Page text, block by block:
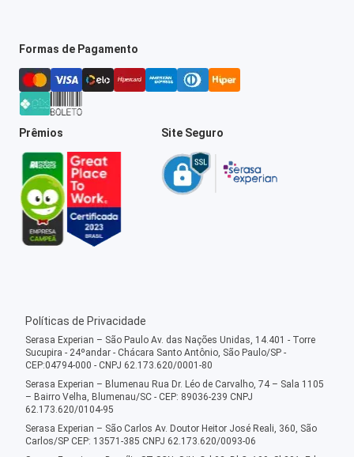
Formas de Pagamento
Prêmios Site Seguro
Políticas de Privacidade
Serasa Experian – São Paulo Av. das Nações Unidas, 14.401 - Torre
Sucupira - 24ºandar - Chácara Santo Antônio, São Paulo/SP -
CEP:04794-000 - CNPJ 62.173.620/0001-80
Serasa Experian – Blumenau Rua Dr. Léo de Carvalho, 74 – Sala 1105
– Bairro Velha, Blumenau/SC - CEP: 89036-239 CNPJ
62.173.620/0104-95
Serasa Experian – São Carlos Av. Doutor Heitor José Reali, 360, São
Carlos/SP CEP: 13571-385 CNPJ 62.173.620/0093-06